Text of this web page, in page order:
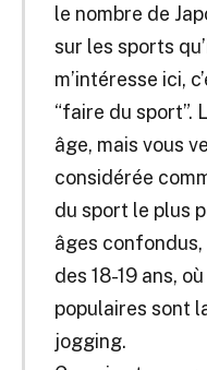
le nombre de
sur les sports
m’intéresse ici,
“faire du sport”.
âge, mais vous
considérée
du sport le plus
âges confondus,
des 18-19 ans,
populaires sont
jogging.